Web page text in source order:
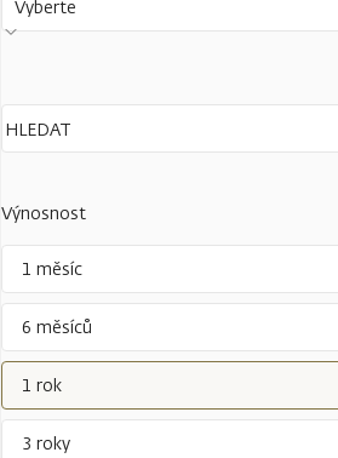
Vyberte
Výnosnost
1 měsíc
6 měsíců
1 rok
3 roky